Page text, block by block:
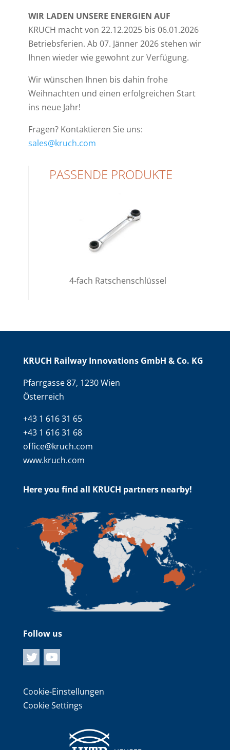
WIR LADEN UNSERE ENERGIEN AUF
KRUCH macht von 22.12.2025 bis 06.01.2026
Betriebsferien. Ab 07. Jänner 2026 stehen wir
Ihnen wieder wie gewohnt zur Verfügung.
Wir wünschen Ihnen bis dahin frohe
Weihnachten und einen erfolgreichen Start
ins neue Jahr!
Fragen? Kontaktieren Sie uns:
sales@kruch.com
PASSENDE PRODUKTE
4-fach Ratschenschlüssel
KRUCH Railway Innovations GmbH & Co. KG
Pfarrgasse 87, 1230 Wien
Österreich
+43 1 616 31 65
+43 1 616 31 68
office@kruch.com
www.kruch.com
Here you find all KRUCH partners nearby!
Follow us
Cookie-Einstellungen
Cookie Settings